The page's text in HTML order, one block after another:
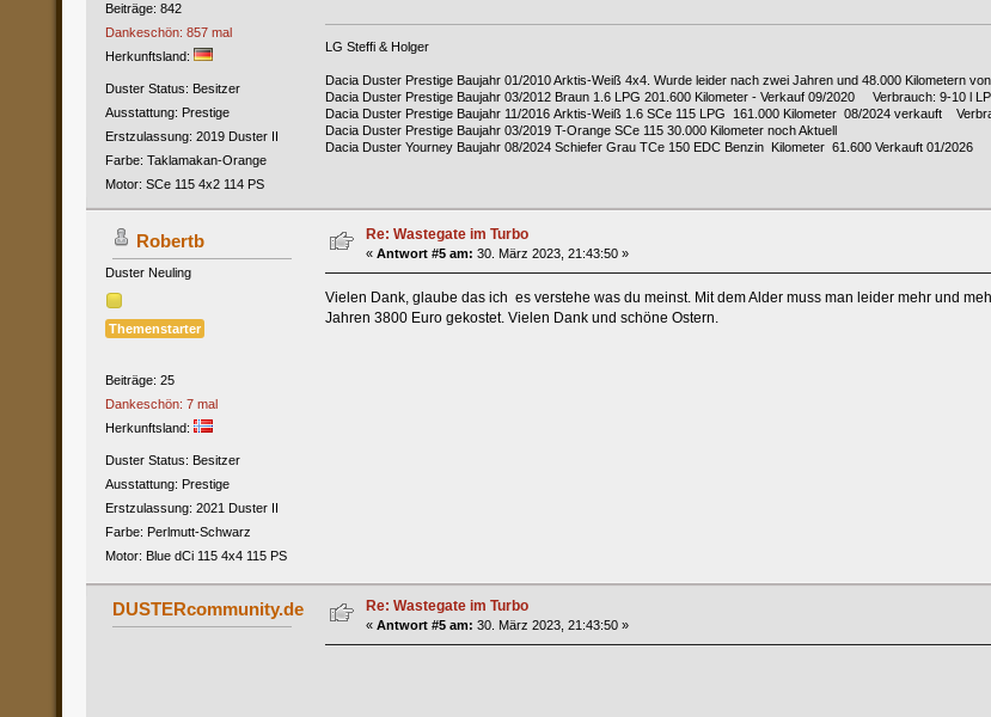
Beiträge: 842
Dankeschön: 857 mal
Herkunftsland:
Duster Status: Besitzer
Ausstattung: Prestige
Erstzulassung: 2019 Duster II
Farbe: Taklamakan-Orange
Motor: SCe 115 4x2 114 PS
LG Steffi & Holger
Dacia Duster Prestige Baujahr 01/2010 Arktis-Weiß 4x4. Wurde leider nach zwei Jahren und 48.000 Kilometern
Dacia Duster Prestige Baujahr 03/2012 Braun 1.6 LPG 201.600 Kilometer - Verkauf 09/2020 Verbrauch: 9-10 l
Dacia Duster Prestige Baujahr 11/2016 Arktis-Weiß 1.6 SCe 115 LPG 161.000 Kilometer 08/2024 verkauft
Dacia Duster Prestige Baujahr 03/2019 T-Orange SCe 115 30.000 Kilometer noch Aktuell
Dacia Duster Yourney Baujahr 08/2024 Schiefer Grau TCe 150 EDC Benzin Kilometer 61.600 Verkauft 01/2026
Robertb
Duster Neuling
Themenstarter
Beiträge: 25
Dankeschön: 7 mal
Herkunftsland:
Duster Status: Besitzer
Ausstattung: Prestige
Erstzulassung: 2021 Duster II
Farbe: Perlmutt-Schwarz
Motor: Blue dCi 115 4x4 115 PS
Re: Wastegate im Turbo
« Antwort #5 am: 30. März 2023, 21:43:50 »
Vielen Dank, glaube das ich es verstehe was du meinst. Mit dem Alder muss man leider mehr und
Jahren 3800 Euro gekostet. Vielen Dank und schöne Ostern.
DUSTERcommunity.de Re: Wastegate im Turbo
« Antwort #5 am: 30. März 2023, 21:43:50 »